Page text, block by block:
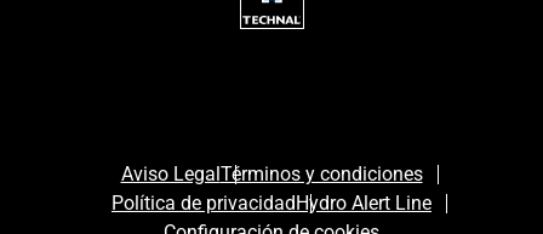
Aviso LegalTérminos y condiciones
Política de privacidadHydro Alert Line